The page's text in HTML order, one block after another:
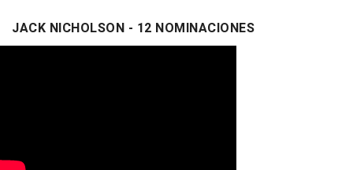
JACK NICHOLSON - 12 NOMINACIONES